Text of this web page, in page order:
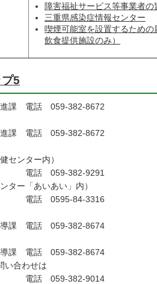
障害福祉サービス等事業者の
三重県感染症情報センター
喫煙可能室を設置するため
飲食提供施設のみ）
5
電話 059-382-8672
電話 059-382-8672
センター内）
9291
「あいあい」内）
3316
電話 059-382-8674
導課 電話 059-382-8674
合わせは
382-9014